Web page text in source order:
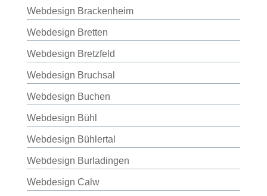
Webdesign Brackenheim
Webdesign Bretten
Webdesign Bretzfeld
Webdesign Bruchsal
Webdesign Buchen
Webdesign Bühl
Webdesign Bühlertal
Webdesign Burladingen
Webdesign Calw